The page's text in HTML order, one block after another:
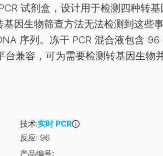
试剂盒，设计用于检测四种转基
因生物筛查方法无法检测到这些
序列。冻干 PCR 混合液包含
兼容，可为需要检测转基因生物
技术:实时 PCR
反应: 96
产品编号: